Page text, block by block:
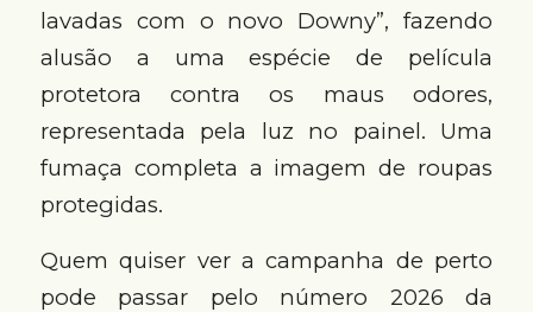
lavadas com o novo Downy”, fazendo
alusão a uma espécie de película
protetora contra os maus odores,
representada pela luz no painel. Uma
fumaça completa a imagem de roupas
protegidas.
Quem quiser ver a campanha de perto
pode passar pelo número 2026 da